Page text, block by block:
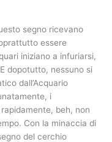
segno ricevano
essere
iniziano a infuriarsi,
dopotutto, nessuno si
dall’Acquario
i
beh, non
Con la minaccia di
del cerchio